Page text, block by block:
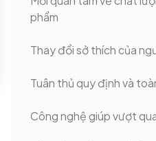
phẩm
Thay đổi sở thích của
Tuân thủ quy định và
Công nghệ giúp vượt